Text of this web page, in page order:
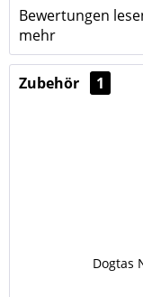
Bewertungen
mehr
Zubehör 1
Dogtas